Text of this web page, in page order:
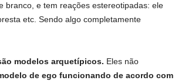
branco, e tem reações estereotipadas: ele
etc. Sendo algo completamente
modelos arquetípicos. Eles não
de ego funcionando de acordo com